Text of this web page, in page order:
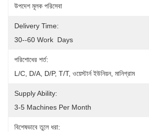
উপদেশ মূলক পরিসেবা
Delivery Time:
30--60 Work  Days
পরিশোধের শর্ত:
L/C, D/A, D/P, T/T, ওয়েস্টার্ন ইউনিয়ন, মানিগ্রাম
Supply Ability:
3-5 Machines Per Month
বিশেষভাবে তুলে ধরা: